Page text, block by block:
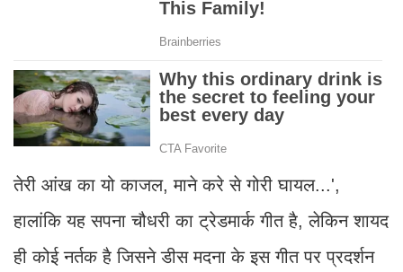
तेरी आंख का यो काजल, माने करे से गोरी घायल...',
हालांकि यह सपना चौधरी का ट्रेडमार्क गीत है, लेकिन शायद
ही कोई नर्तक है जिसने डीस मदना के इस गीत पर प्रदर्शन